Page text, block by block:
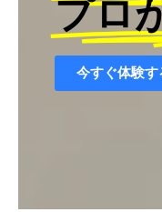
プロ
今すぐ体験す